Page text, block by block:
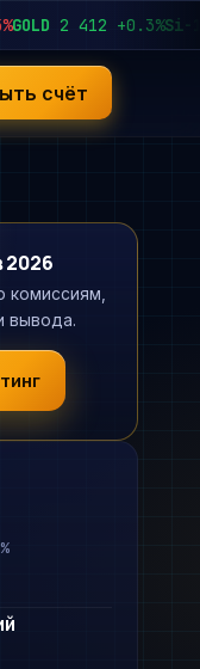
2 412 +0.3% Si-12.26
счёт
2026
комиссиям,
вывода.